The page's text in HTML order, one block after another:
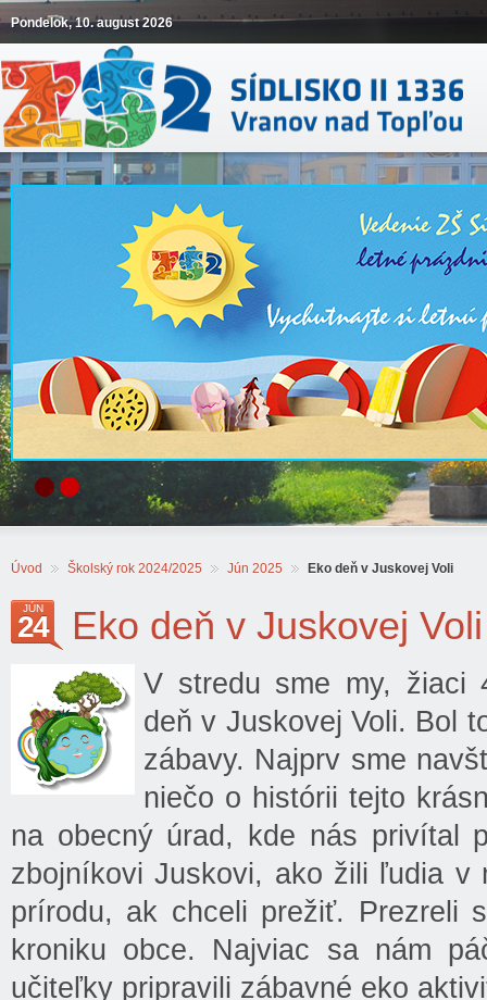
Pondelok, 10. august 2026
Úvod Školský rok 2024/2025 Jún 2025 Eko deň v Juskovej Voli
JÚN
24 Eko deň v Juskovej Voli
V stredu sme my, žiaci
deň v Juskovej Voli. Bol
zábavy. Najprv sme
niečo o histórii tejto
na obecný úrad, kde nás privítal
zbojníkovi Juskovi, ako žili ľudia v
prírodu, ak chceli prežiť. Prezreli
kroniku obce. Najviac sa nám
učiteľky pripravili zábavné eko